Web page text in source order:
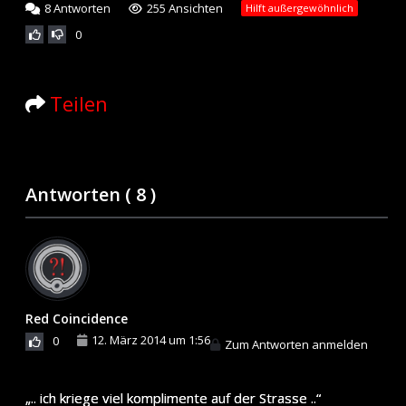
8Antworten 255 Ansichten Hilft außergewöhnlich
0
Teilen
Antworten ( 8)
Red Coincidence
0 12. März 2014 um 1:56 Zum Antworten anmelden
„.. ich kriege viel komplimente auf der Strasse ..“